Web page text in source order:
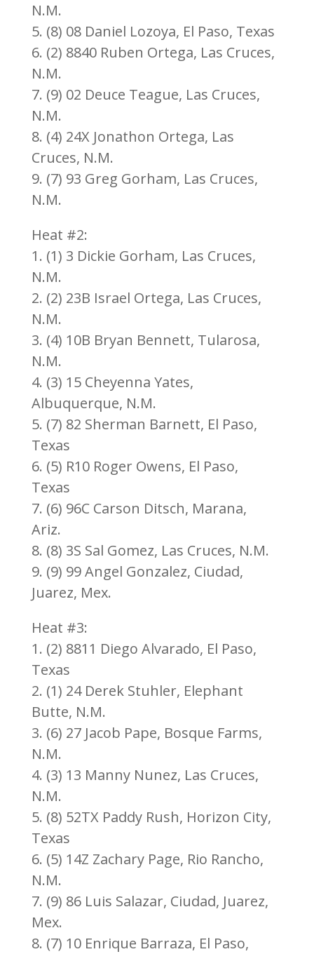
N.M.
5. (8) 08 Daniel Lozoya, El Paso, Texas
6. (2) 8840 Ruben Ortega, Las Cruces,
N.M.
7. (9) 02 Deuce Teague, Las Cruces,
N.M.
8. (4) 24X Jonathon Ortega, Las
Cruces, N.M.
9. (7) 93 Greg Gorham, Las Cruces,
N.M.
Heat #2:
1. (1) 3 Dickie Gorham, Las Cruces,
N.M.
2. (2) 23B Israel Ortega, Las Cruces,
N.M.
3. (4) 10B Bryan Bennett, Tularosa,
N.M.
4. (3) 15 Cheyenna Yates,
Albuquerque, N.M.
5. (7) 82 Sherman Barnett, El Paso,
Texas
6. (5) R10 Roger Owens, El Paso,
Texas
7. (6) 96C Carson Ditsch, Marana,
Ariz.
8. (8) 3S Sal Gomez, Las Cruces, N.M.
9. (9) 99 Angel Gonzalez, Ciudad,
Juarez, Mex.
Heat #3:
1. (2) 8811 Diego Alvarado, El Paso,
Texas
2. (1) 24 Derek Stuhler, Elephant
Butte, N.M.
3. (6) 27 Jacob Pape, Bosque Farms,
N.M.
4. (3) 13 Manny Nunez, Las Cruces,
N.M.
5. (8) 52TX Paddy Rush, Horizon City,
Texas
6. (5) 14Z Zachary Page, Rio Rancho,
N.M.
7. (9) 86 Luis Salazar, Ciudad, Juarez,
Mex.
8. (7) 10 Enrique Barraza, El Paso,